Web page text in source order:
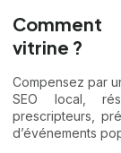
vitrine ?
Compensez par
SEO local,
prescripteurs,
d’événements